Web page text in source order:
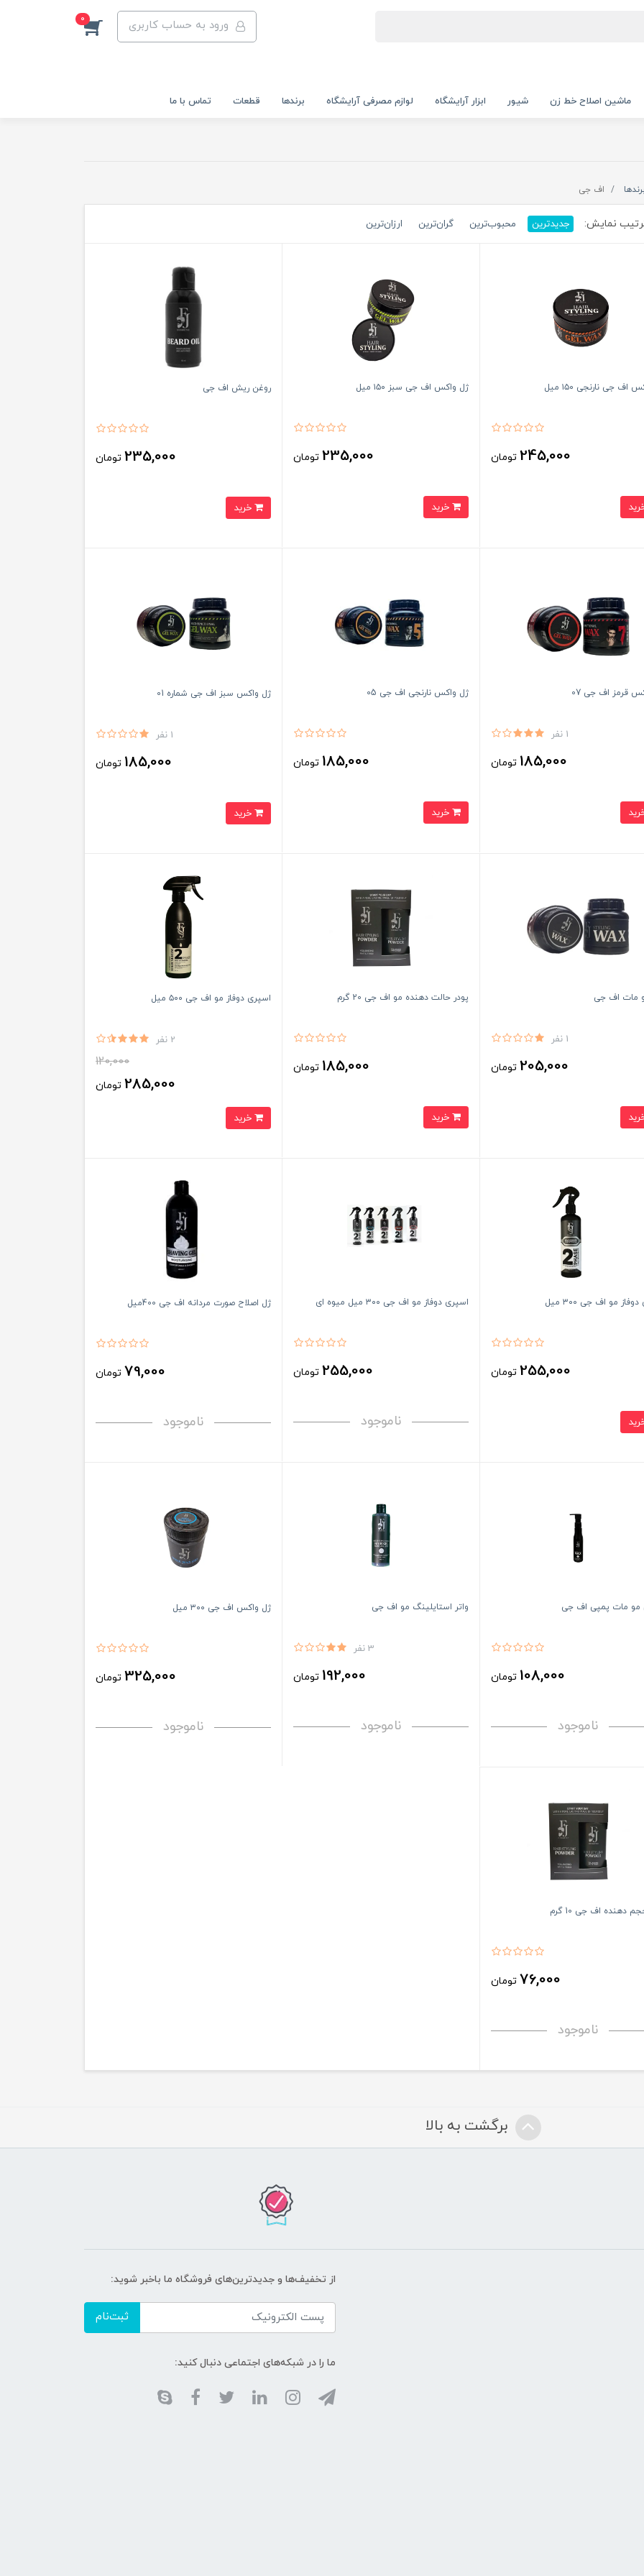
ورود به حساب کاربری 0
ماشین اصلاح خط زن شیور ابزار آرایشگاه لوازم مصرفی آرایشگاه برندها قطعات تماس با ما
اف جی
نمایش: جدیدترین محبوب‌ترین گران‌ترین ارزان‌ترین
اف جی نارنجی ۱۵۰ میل
245,000 تومان
ژل واکس اف جی سبز ۱۵۰ میل
235,000 تومان
خرید
روغن ریش اف جی
235,000 تومان
خرید
قرمز اف جی 07
1 نفر
185,000 تومان
ژل واکس نارنجی اف جی 05
185,000 تومان
خرید
ژل واکس سبز اف جی شماره 01
1 نفر
185,000 تومان
خرید
مات اف جی
1 نفر
205,000 تومان
پودر حالت دهنده مو اف جی 20 گرم
185,000 تومان
خرید
اسپری دوفاز مو اف جی ۵۰۰ میل
2 نفر
120,000
285,000 تومان
خرید
مو اف جی ۳۰۰ میل
255,000 تومان
اسپری دوفاز مو اف جی ۳۰۰ میل میوه ای
255,000 تومان
ناموجود
ژل اصلاح صورت مردانه اف جی 400میل
79,000 تومان
ناموجود
مو مات پمپی اف جی
108,000 تومان
ناموجود
واتر استایلینگ مو اف جی
3 نفر
192,000 تومان
ناموجود
ژل واکس اف جی ۳۰۰ میل
325,000 تومان
ناموجود
دهنده اف جی 10 گرم
76,000 تومان
ناموجود
برگشت به بالا
از تخفیف‌ها و جدیدترین‌های فروشگاه ما باخبر شوید:
ثبت‌نام
ما را در شبکه‌های اجتماعی دنبال کنید: